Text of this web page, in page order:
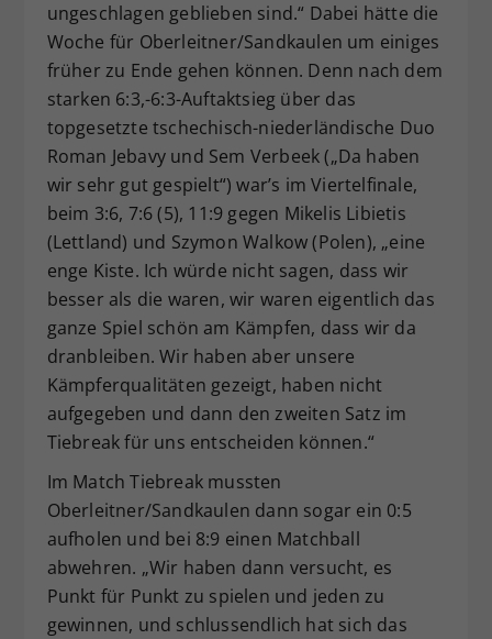
ungeschlagen geblieben sind.“ Dabei hätte die
Woche für Oberleitner/Sandkaulen um einiges
früher zu Ende gehen können. Denn nach dem
starken 6:3,-6:3-Auftaktsieg über das
topgesetzte tschechisch-niederländische Duo
Roman Jebavy und Sem Verbeek („Da haben
wir sehr gut gespielt“) war’s im Viertelfinale,
beim 3:6, 7:6 (5), 11:9 gegen Mikelis Libietis
(Lettland) und Szymon Walkow (Polen), „eine
enge Kiste. Ich würde nicht sagen, dass wir
besser als die waren, wir waren eigentlich das
ganze Spiel schön am Kämpfen, dass wir da
dranbleiben. Wir haben aber unsere
Kämpferqualitäten gezeigt, haben nicht
aufgegeben und dann den zweiten Satz im
Tiebreak für uns entscheiden können.“
Im Match Tiebreak mussten
Oberleitner/Sandkaulen dann sogar ein 0:5
aufholen und bei 8:9 einen Matchball
abwehren. „Wir haben dann versucht, es
Punkt für Punkt zu spielen und jeden zu
gewinnen, und schlussendlich hat sich das